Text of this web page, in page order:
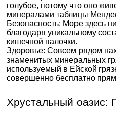
голубое, потому что оно
минералами таблицы
Безопасность: Море здесь
благодаря уникальному
кишечной палочки.
Здоровье: Совсем рядом
знаменитых минеральных
используемый в Ейской
совершенно бесплатно
Хрустальный оазис: